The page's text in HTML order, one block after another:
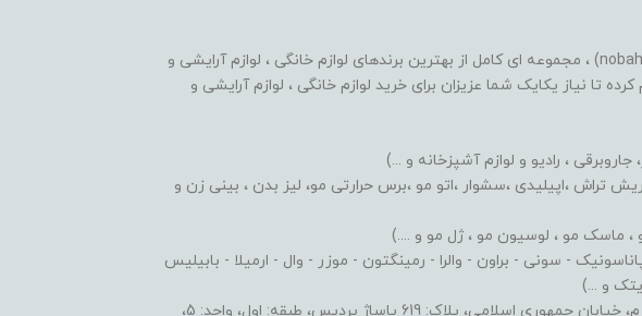
فروشگاه اینترنتی نوبهار (nobahar.net) ، مجموعه ای کامل از بهترین برندهای لوازم خانگی ، لوازم آرایشی و
تا نیاز یکایک شما عزیزان برای خرید لوازم خانگی ، لوازم آرایشی و
جاروبرقی ، رادیو و لوازم آشپزخانه و ...)
تراش ،اپیلیدی ،سشوار ،اتو مو ،برس حرارتی مو، لیز بدن ، بینی زن و
، ماسک مو ، لوسیون مو ، ژل مو و ....)
- سونی - براون - والرا - رمینگتون - موزر - وال - ارمیلا - بابیلیس
و ...)
پلاک: 619 پاساژ پردیس، طبقه: اول، واحد: 5،